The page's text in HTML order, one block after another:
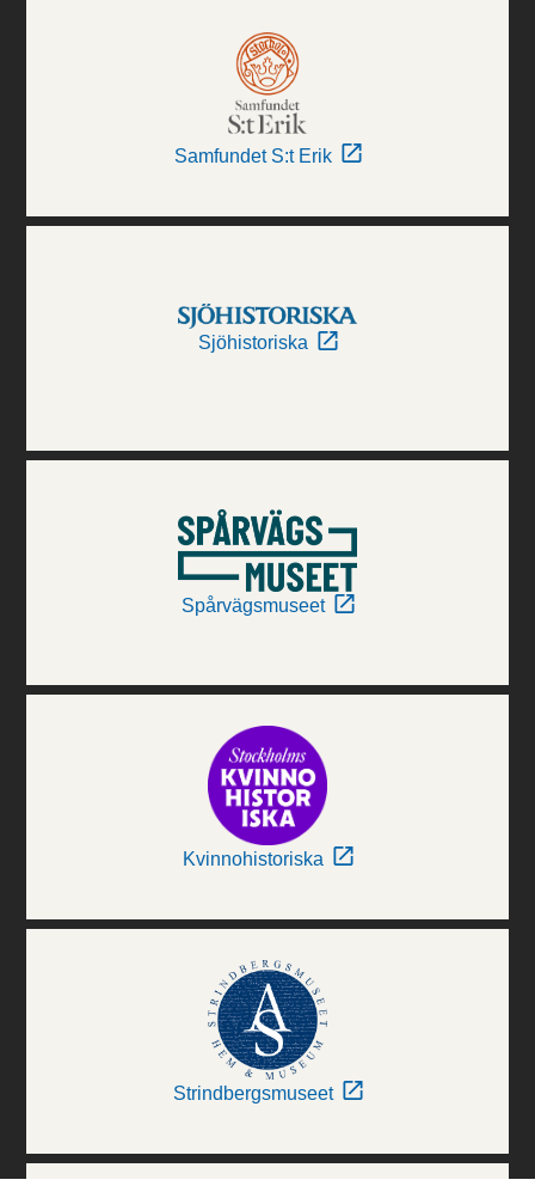
Samfundet S:t Erik
Sjöhistoriska
Spårvägsmuseet
Kvinnohistoriska
Strindbergsmuseet